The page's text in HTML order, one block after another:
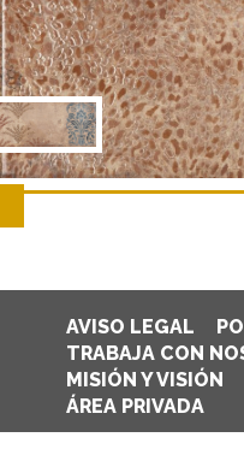
AVISO LEGAL
TRABAJA CON
MISIÓN Y VISIÓN
ÁREA PRIVADA